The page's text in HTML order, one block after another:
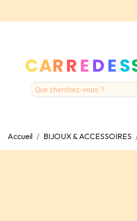
Accueil BIJOUX & ACCESSOIRES